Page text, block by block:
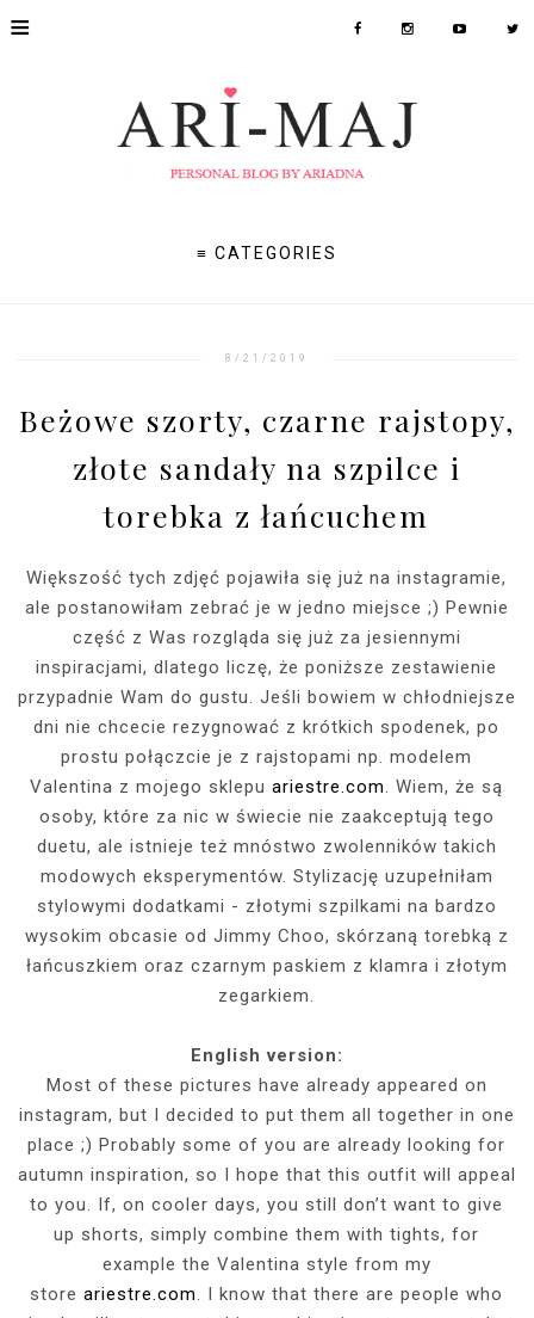
≡
≡ CATEGORIES
8/21/2019
Beżowe szorty, czarne rajstopy,
złote sandały na szpilce i
torebka z łańcuchem
Większość tych zdjęć pojawiła się już na instagramie,
ale postanowiłam zebrać je w jedno miejsce ;) Pewnie
część z Was rozgląda się już za jesiennymi
inspiracjami, dlatego liczę, że poniższe zestawienie
przypadnie Wam do gustu. Jeśli bowiem w chłodniejsze
dni nie chcecie rezygnować z krótkich spodenek, po
prostu połączcie je z rajstopami np. modelem
Valentina z mojego sklepuariestre.com. Wiem, że są
osoby, które za nic w świecie nie zaakceptują tego
duetu, ale istnieje też mnóstwo zwolenników takich
modowych eksperymentów. Stylizację uzupełniłam
stylowymi dodatkami - złotymi szpilkami na bardzo
wysokim obcasie od Jimmy Choo, skórzaną torebką z
łańcuszkiem oraz czarnym paskiem z klamra i złotym
zegarkiem.
English version:
Most of these pictures have already appeared on
instagram, but I decided to put them all together in one
place ;) Probably some of you are already looking for
autumn inspiration, so I hope that this outfit will appeal
to you. If, on cooler days, you still don’t want to give
up shorts, simply combine them with tights, for
example the Valentina style from my
storeariestre.com. I know that there are people who